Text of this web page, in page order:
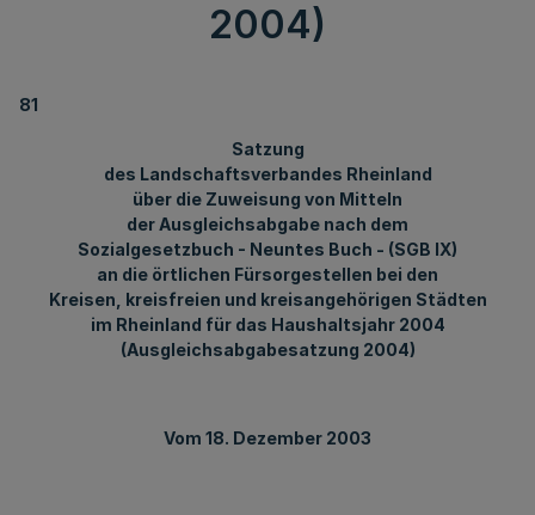
2004)
81
Satzung
des Landschaftsverbandes Rheinland
über die Zuweisung von Mitteln
der Ausgleichsabgabe nach dem
Sozialgesetzbuch - Neuntes Buch - (SGB IX)
an die örtlichen Fürsorgestellen bei den
Kreisen, kreisfreien und kreisangehörigen Städten
im Rheinland für das Haushaltsjahr 2004
(Ausgleichsabgabesatzung 2004)
Vom 18. Dezember 2003